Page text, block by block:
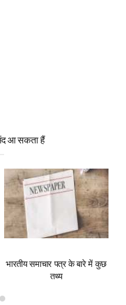
आ सकता हैं
भारतीय समाचार पत्र के बारे में कुछ
तथ्य